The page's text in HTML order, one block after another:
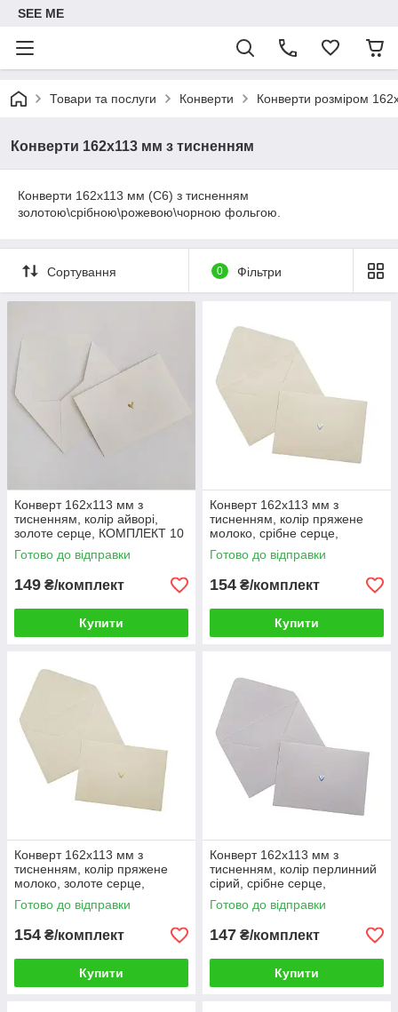
SEE ME
Товари та послуги Конверти Конверти розміром
Конверти 162x113 мм з тисненням
Конверти 162x113 мм (С6) з тисненням
золотою\срібною\рожевою\чорною фольгою.
Сортування 0 Фільтри
Конверт 162x113 мм з
тисненням, колір айворі,
золоте серце, КОМПЛЕКТ 10
шт.
Готово до відправки
149 ₴/комплект
Купити
Конверт 162x113 мм з
тисненням, колір пряжене
молоко, срібне серце,
КОМПЛЕКТ 10 шт.
Готово до відправки
154 ₴/комплект
Купити
Конверт 162x113 мм з
тисненням, колір пряжене
молоко, золоте серце,
КОМПЛЕКТ 10 шт.
Готово до відправки
154 ₴/комплект
Купити
Конверт 162x113 мм з
тисненням, колір перлинний
сірий, срібне серце,
КОМПЛЕКТ 10 шт.
Готово до відправки
147 ₴/комплект
Купити